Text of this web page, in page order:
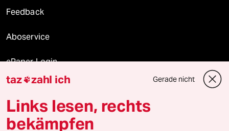
Feedback
Aboservice
ePaper Login
Downloads für Abonnierende
taz zahl ich Gerade nicht
Links lesen, rechts
bekämpfen